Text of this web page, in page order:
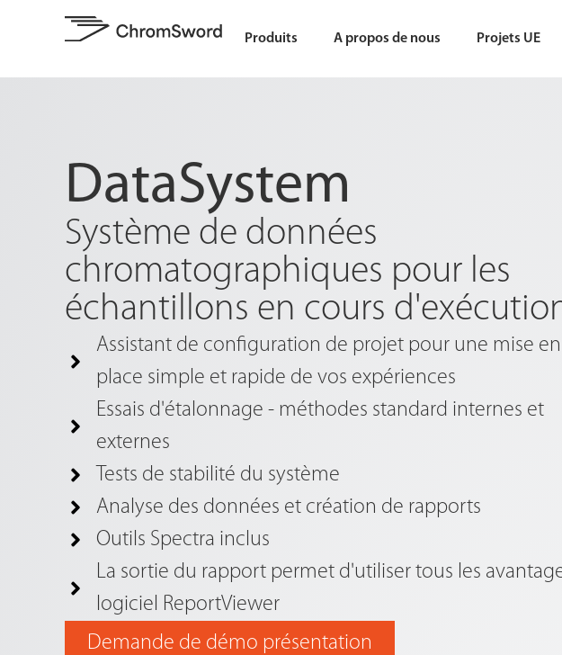
Produits A propos de nous Projets UE
DataSystem
Système de données
chromatographiques pour les
échantillons en cours
Assistant de configuration de projet pour une mise en
place simple et rapide de vos expériences
Essais d'étalonnage - méthodes standard internes et
externes
Tests de stabilité du système
Analyse des données et création de rapports
Outils Spectra inclus
La sortie du rapport permet d'utiliser tous les
logiciel ReportViewer
Demande de démo présentation